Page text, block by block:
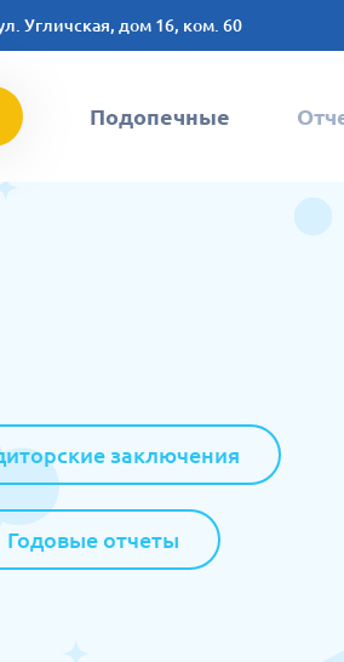
Угличская, дом 16, ком. 60
Подопечные
заключения
Годовые отчеты